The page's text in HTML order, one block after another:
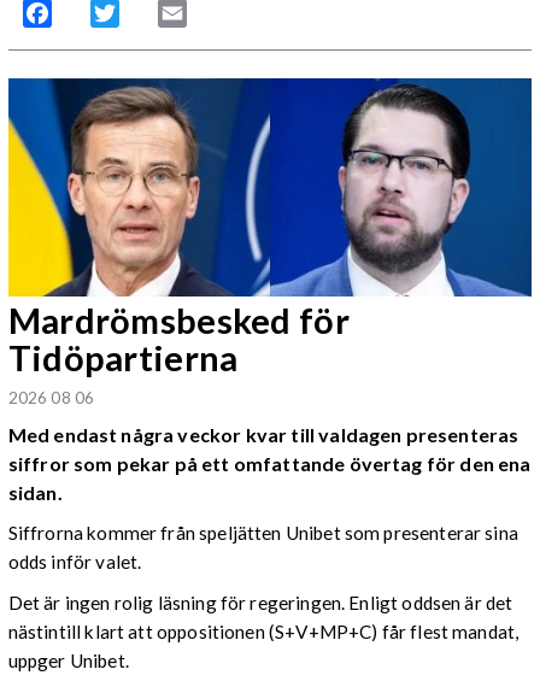
Facebook Twitter
Mardrömsbesked för
Tidöpartierna
2026 08 06
Med endast några veckor kvar till valdagen presenteras
siffror som pekar på ett omfattande övertag för den ena
sidan.
Siffrorna kommer från speljätten Unibet som presenterar sina
odds inför valet.
Det är ingen rolig läsning för regeringen. Enligt oddsen är det
nästintill klart att oppositionen (S+V+MP+C) får flest mandat,
uppger Unibet.